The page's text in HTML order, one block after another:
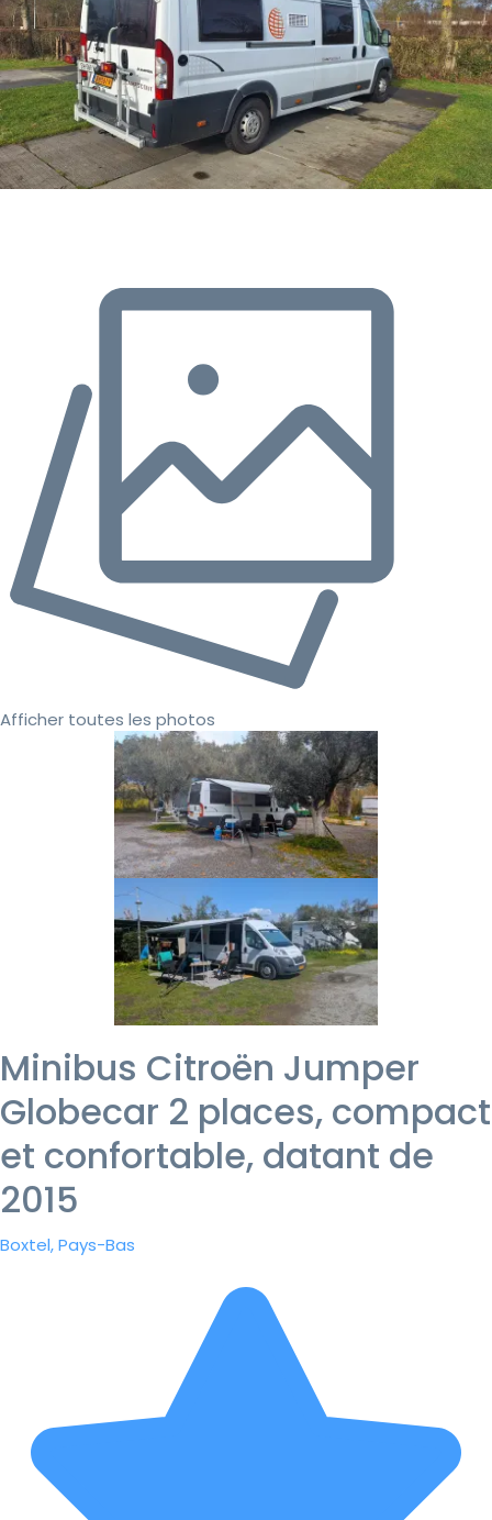
Afficher toutes les photos
Minibus Citroën Jumper
Globecar 2 places, compact
et confortable, datant de
2015
Boxtel, Pays-Bas